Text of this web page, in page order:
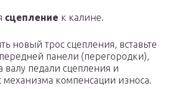
сцепление к калине.
новый трос сцепления, вставьте
панели (перегородки),
валу педали сцепления и
механизма компенсации износа.